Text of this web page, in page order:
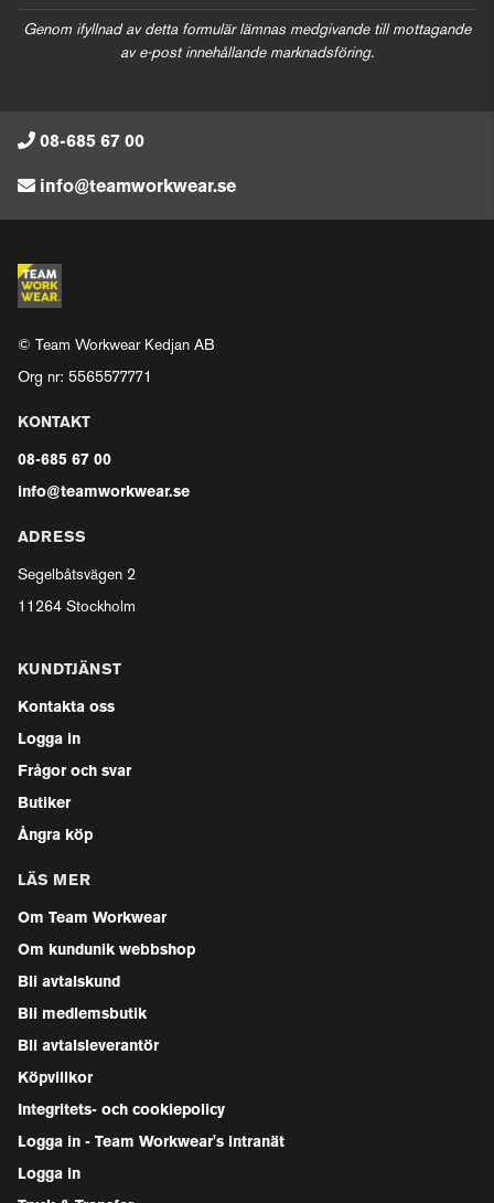
Genom ifyllnad av detta formulär lämnas medgivande till mottagande
av e-post innehållande marknadsföring.
08-685 67 00
info@teamworkwear.se
© Team Workwear Kedjan AB
Org nr: 5565577771
KONTAKT
08-685 67 00
info@teamworkwear.se
ADRESS
Segelbåtsvägen 2
11264 Stockholm
KUNDTJÄNST
Kontakta oss
Logga in
Frågor och svar
Butiker
Ångra köp
LÄS MER
Om Team Workwear
Om kundunik webbshop
Bli avtalskund
Bli medlemsbutik
Bli avtalsleverantör
Köpvillkor
Integritets- och cookiepolicy
Logga in - Team Workwear's intranät
Logga in